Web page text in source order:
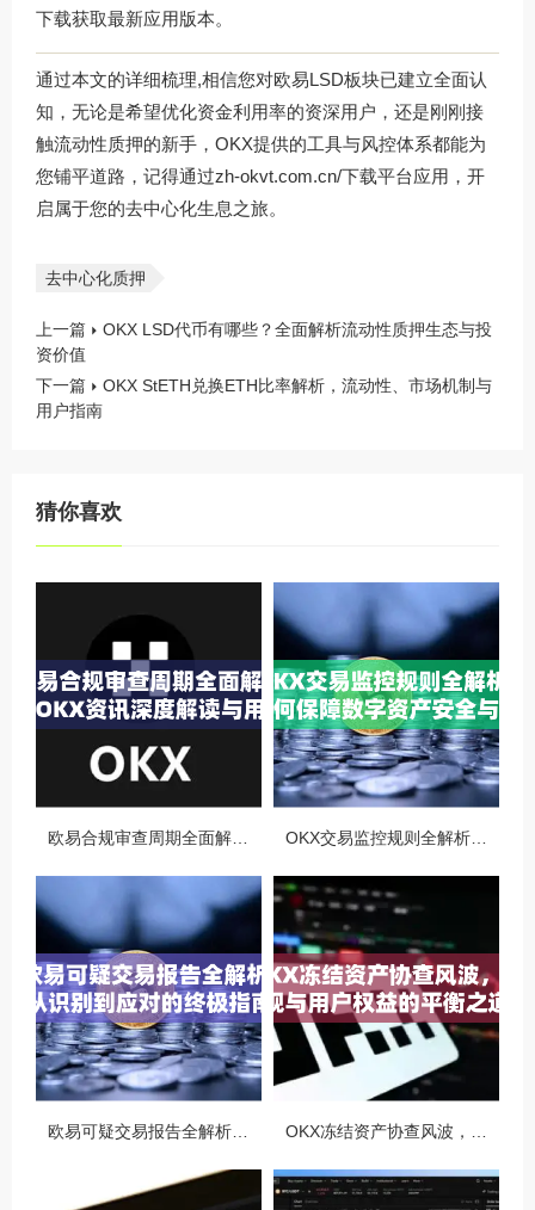
下载获取最新应用版本。
通过本文的详细梳理,相信您对欧易LSD板块已建立全面认
知，无论是希望优化资金利用率的资深用户，还是刚刚接
触流动性质押的新手，OKX提供的工具与风控体系都能为
您铺平道路，记得通过zh-okvt.com.cn/下载平台应用，开
启属于您的去中心化生息之旅。
去中心化质押
上一篇
OKX LSD代币有哪些？全面解析流动性质押生态与投
资价值
下一篇
OKX StETH兑换ETH比率解析，流动性、市场机制与
用户指南
猜你喜欢